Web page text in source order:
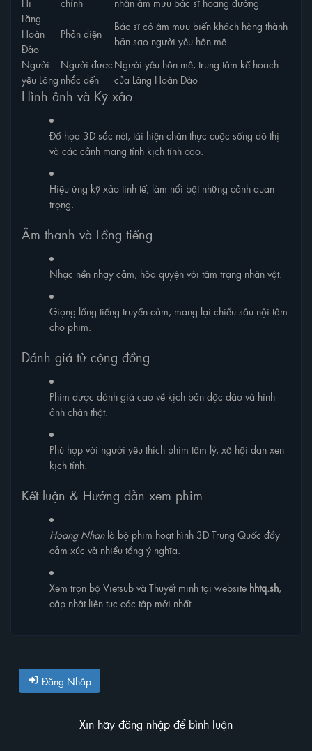
Lăng
Hoàn
Đào
Phản diện
Bác sĩ có âm mưu biến khách hàng thành
bản sao người yêu hôn mê
Người
yêu Lăng
Người được
nhắc đến
Người yêu hôn mê, trung tâm kế hoạch
của Lăng Hoàn Đào
Hình ảnh và Kỹ xảo
Đồ họa 3D sắc nét, tái hiện chân thực cuộc sống đô thị
và các cảnh mang tính kịch tính cao.
Hiệu ứng kỹ xảo tinh tế, làm nổi bật những cảnh quan
trọng.
Âm thanh và Lồng tiếng
Nhạc nền nhạy cảm, hòa quyện với tâm trạng nhân vật.
Giọng lồng tiếng truyền cảm, mang lại chiều sâu nội tâm
cho phim.
Đánh giá từ cộng đồng
Phim được đánh giá cao về kịch bản độc đáo và hình
ảnh chân thật.
Phù hợp với người yêu thích phim tâm lý, xã hội đan xen
kịch tính.
Kết luận & Hướng dẫn xem phim
Hoang Nhanlà bộ phim hoạt hình 3D Trung Quốc đầy
cảm xúc và nhiều tầng ý nghĩa.
Xem trọn bộ Vietsub và Thuyết minh tại website hhtq.sh,
cập nhật liên tục các tập mới nhất.
Đăng Nhập
Xin hãy đăng nhập để bình luận